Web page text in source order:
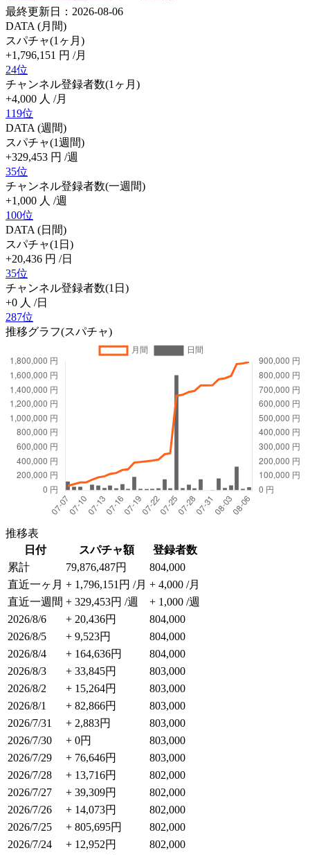
最終更新日：2026-08-06
DATA (月間)
スパチャ(1ヶ月)
+1,796,151 円 /月
24位
チャンネル登録者数(1ヶ月)
+4,000 人 /月
119位
DATA (週間)
スパチャ(1週間)
+329,453 円 /週
35位
チャンネル登録者数(一週間)
+1,000 人 /週
100位
DATA (日間)
スパチャ(1日)
+20,436 円 /日
35位
チャンネル登録者数(1日)
+0 人 /日
287位
推移グラフ(スパチャ)
推移表
日付
スパチャ額
登録者数
累計
79,876,487円
804,000
直近一ヶ月 + 1,796,151円 /月 + 4,000 /月
直近一週間 + 329,453円 /週
+ 1,000 /週
2026/8/6
+ 20,436円
804,000
2026/8/5
+ 9,523円
804,000
2026/8/4
+ 164,636円
804,000
2026/8/3
+ 33,845円
803,000
2026/8/2
+ 15,264円
803,000
2026/8/1
+ 82,866円
803,000
2026/7/31
+ 2,883円
803,000
2026/7/30
+ 0円
803,000
2026/7/29
+ 76,646円
803,000
2026/7/28
+ 13,716円
802,000
2026/7/27
+ 39,309円
802,000
2026/7/26
+ 14,073円
802,000
2026/7/25
+ 805,695円
802,000
2026/7/24
+ 12,952円
802,000